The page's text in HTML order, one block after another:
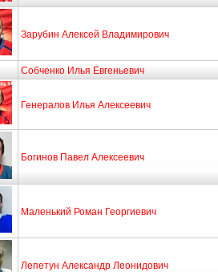
Зарубин Алексей Владимирович
Собченко Илья Евгеньевич
Генералов Илья Алексеевич
Богинов Павел Алексеевич
Маленький Роман Георгиевич
Лепетун Александр Леонидович